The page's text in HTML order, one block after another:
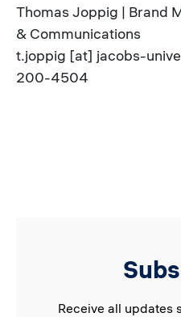
Thomas Joppig | Brand
& Communications
t.joppig [at] jacobs-
200-4504
Receive all updates